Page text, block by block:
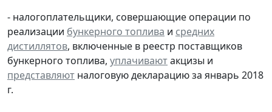
- налогоплательщики, совершающие операции по
реализации бункерного топлива и средних
дистиллятов, включенные в реестр поставщиков
бункерного топлива, уплачиваютакцизы и
представляют налоговую декларацию за январь 2018
г.